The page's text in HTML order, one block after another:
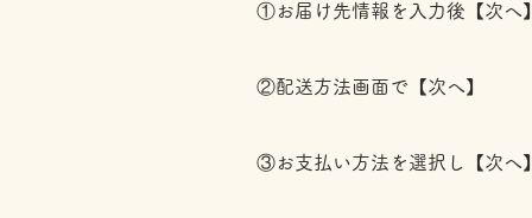
①お届け先情報を入力後【次へ】
②配送方法画面で【次へ】
③お支払い方法を選択し【次へ】